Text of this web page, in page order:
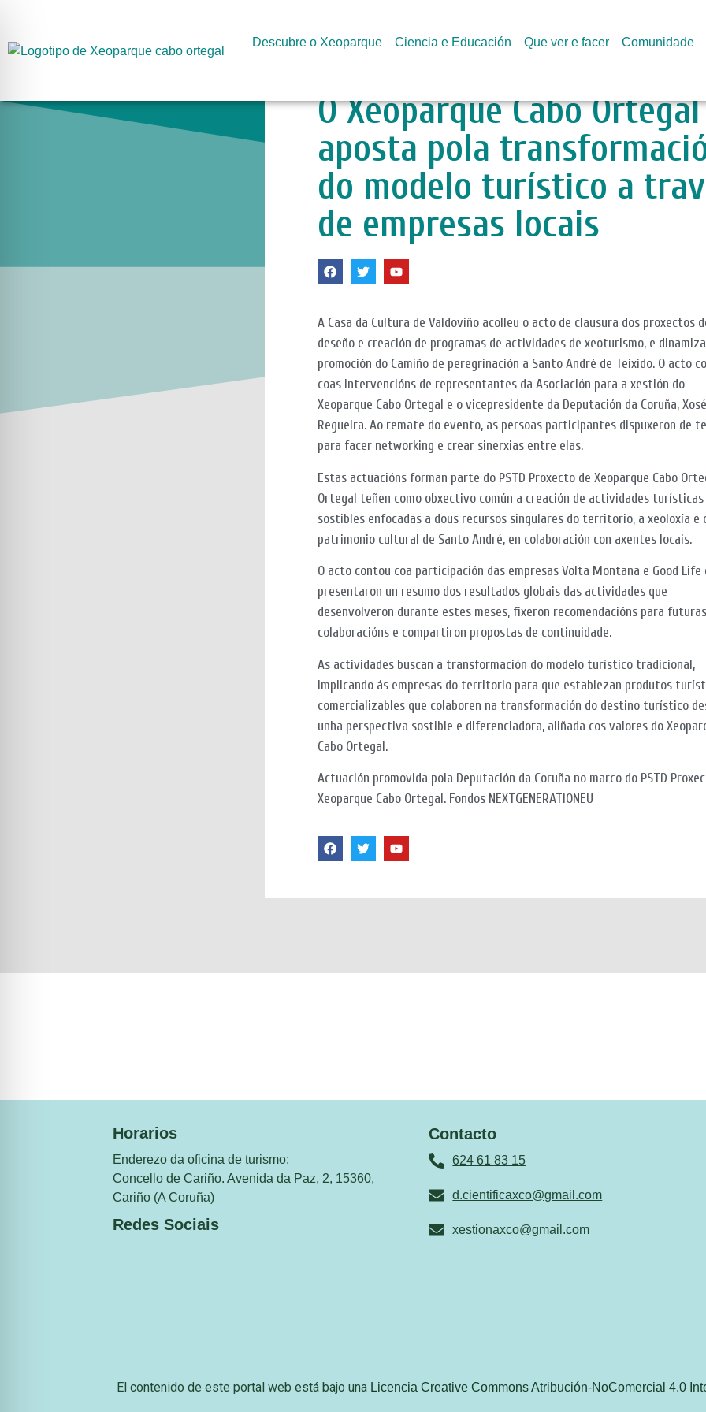
Descubre o Xeoparque Ciencia e Educación Que ver e facer Comunidade
O Xeoparque Cabo Ortegal
aposta pola
do modelo turístico a
de empresas locais
A Casa da Cultura de Valdoviño acolleu o acto de clausura dos proxectos
deseño e creación de programas de actividades de xeoturismo, e
promoción do Camiño de peregrinación a Santo André de Teixido. O acto
coas intervencións de representantes da Asociación para a xestión do
Xeoparque Cabo Ortegal e o vicepresidente da Deputación da Coruña, Xosé
Regueira. Ao remate do evento, as persoas participantes dispuxeron de
para facer networking e crear sinerxias entre elas.
Estas actuacións forman parte do PSTD Proxecto de Xeoparque Cabo
Ortegal teñen como obxectivo común a creación de actividades turísticas
sostibles enfocadas a dous recursos singulares do territorio, a xeoloxía e
patrimonio cultural de Santo André, en colaboración con axentes locais.
O acto contou coa participación das empresas Volta Montana e Good Life
presentaron un resumo dos resultados globais das actividades que
desenvolveron durante estes meses, fixeron recomendacións para futuras
colaboracións e compartiron propostas de continuidade.
As actividades buscan a transformación do modelo turístico tradicional,
implicando ás empresas do territorio para que establezan produtos
comercializables que colaboren na transformación do destino turístico
unha perspectiva sostible e diferenciadora, aliñada cos valores do
Cabo Ortegal.
Actuación promovida pola Deputación da Coruña no marco do PSTD
Xeoparque Cabo Ortegal. Fondos NEXTGENERATIONEU
Horarios
Enderezo da oficina de turismo:
Concello de Cariño. Avenida da Paz, 2, 15360,
Cariño (A Coruña)
Redes Sociais
Contacto
624 61 83 15
d.cientificaxco@gmail.com
xestionaxco@gmail.com
El contenido de este portal web está bajo una Licencia Creative Commons Atribución-NoComercial 4.0